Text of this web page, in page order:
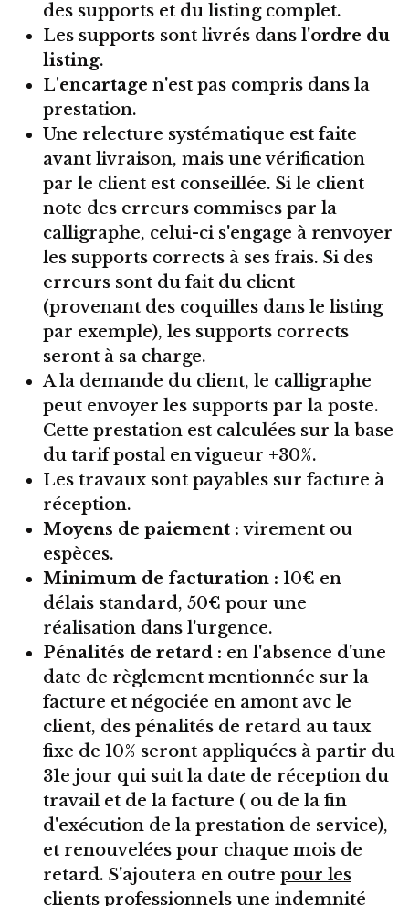
des supports et du listing complet.
Les supports sont livrés dans l'ordre du
listing.
L'encartage n'est pas compris dans la
prestation.
Une relecture systématique est faite
avant livraison, mais une vérification
par le client est conseillée. Si le client
note des erreurs commises par la
calligraphe, celui-ci s'engage à renvoyer
les supports corrects à ses frais. Si des
erreurs sont du fait du client
(provenant des coquilles dans le listing
par exemple), les supports corrects
seront à sa charge.
A la demande du client, le calligraphe
peut envoyer les supports par la poste.
Cette prestation est calculées sur la base
du tarif postal en vigueur +30%.
Les travaux sont payables sur facture à
réception.
Moyens de paiement : virement ou
espèces.
Minimum de facturation : 10€ en
délais standard, 50€ pour une
réalisation dans l'urgence.
Pénalités de retard : en l'absence d'une
date de règlement mentionnée sur la
facture et négociée en amont avc le
client, des pénalités de retard au taux
fixe de 10% seront appliquées à partir du
31e jour qui suit la date de réception du
travail et de la facture ( ou de la fin
d'exécution de la prestation de service),
et renouvelées pour chaque mois de
retard. S'ajoutera en outre pour les
clients professionnels une indemnité